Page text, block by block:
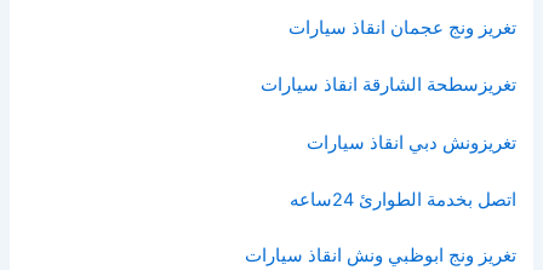
تغريز ونج عجمان انقاذ سيارات
تغريزسطحة الشارقة انقاذ سيارات
تغريزونش دبي انقاذ سيارات
اتصل بخدمة الطوارئ 24ساعه
تغريز ونج ابوظبي ونش انقاذ سيارات